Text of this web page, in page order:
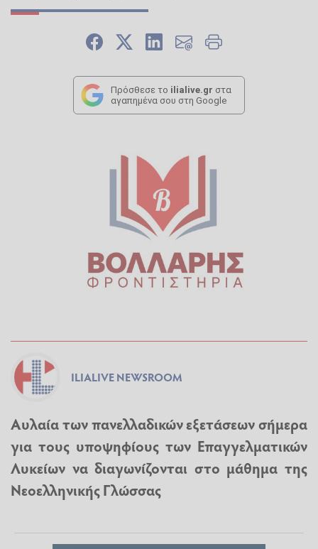
Πρόσθεσε το ilialive.gr στα
αγαπημένα σου στη Google
ILIALIVE NEWSROOM
Αυλαία των πανελλαδικών εξετάσεων σήμερα
για τους υποψηφίους των Επαγγελματικών
Λυκείων να διαγωνίζονται στο μάθημα της
Νεοελληνικής Γλώσσας